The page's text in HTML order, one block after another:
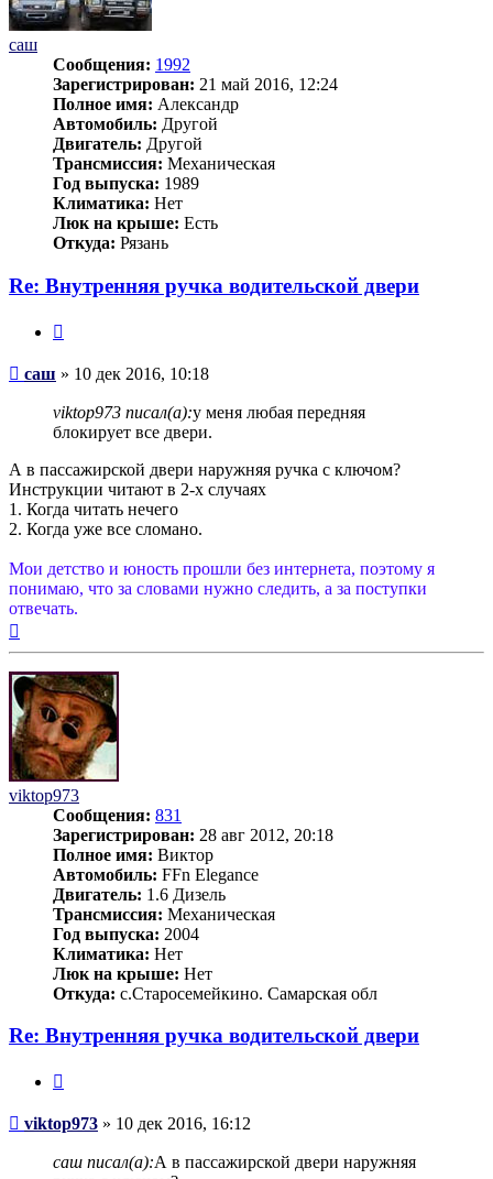
саш
Сообщения: 1992
Зарегистрирован: 21 май 2016, 12:24
Полное имя: Александр
Автомобиль: Другой
Двигатель: Другой
Трансмиссия: Механическая
Год выпуска: 1989
Климатика: Нет
Люк на крыше: Есть
Откуда: Рязань
Re: Внутренняя ручка водительской двери
Сообщение
саш » 10 дек 2016, 10:18
viktop973 писал(а):у меня любая передняя
блокирует все двери.
А в пассажирской двери наружняя ручка с ключом?
Инструкции читают в 2-х случаях
1. Когда читать нечего
2. Когда уже все сломано.
Мои детство и юность прошли без интернета, поэтому я
понимаю, что за словами нужно следить, а за поступки
отвечать.
viktop973
Сообщения: 831
Зарегистрирован: 28 авг 2012, 20:18
Полное имя: Виктор
Автомобиль: FFn Elegance
Двигатель: 1.6 Дизель
Трансмиссия: Механическая
Год выпуска: 2004
Климатика: Нет
Люк на крыше: Нет
Откуда: с.Старосемейкино. Самарская обл
Re: Внутренняя ручка водительской двери
Сообщение
viktop973 » 10 дек 2016, 16:12
саш писал(а):А в пассажирской двери наружняя